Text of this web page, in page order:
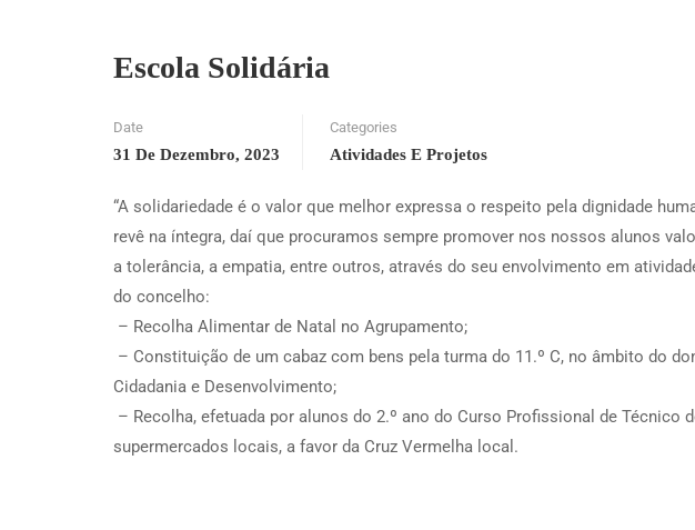
Escola Solidária
Date
31 De Dezembro, 2023
Categories
Atividades E Projetos
“A solidariedade é o valor que melhor expressa o respeito pela dignidade
revê na íntegra, daí que procuramos sempre promover nos nossos alunos
a tolerância, a empatia, entre outros, através do seu envolvimento em
do concelho:
– Recolha Alimentar de Natal no Agrupamento;
– Constituição de um cabaz com bens pela turma do 11.º C, no âmbito do
Cidadania e Desenvolvimento;
– Recolha, efetuada por alunos do 2.º ano do Curso Profissional de Técnico
supermercados locais, a favor da Cruz Vermelha local.